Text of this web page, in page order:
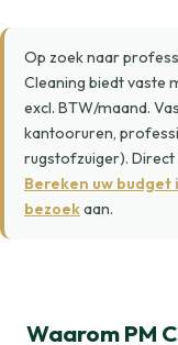
Op zoek naar
Cleaning biedt vaste
excl. BTW/maand.
kantooruren,
rugstofzuiger). Direct
Bereken uw budget
bezoekaan.
Waarom PM